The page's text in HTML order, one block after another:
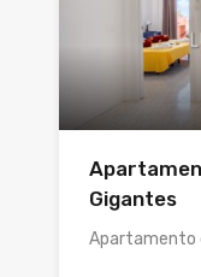
Gigantes
Apartamento